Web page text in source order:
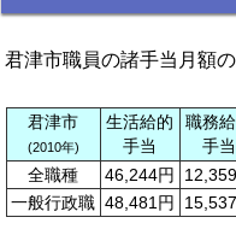
君津市職員の諸手当月額
君津市
(2010年)
生活給的
手当
職務
手当
全職種
46,244円
一般行政職 48,481円